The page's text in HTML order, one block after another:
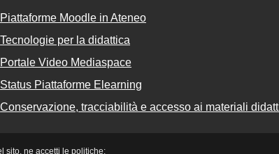
sito, ne accetti le politiche:
Piattaforme Moodle in Ateneo
Tecnologie per la didattica
Portale Video Mediaspace
Status Piattaforme Elearning
Conservazione, tracciabilità e accesso ai materiali